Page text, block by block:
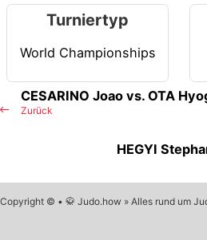
Turniertyp
World Championships
Zurück
CESARINO Joao vs. OTA
HEGYI
Copyright © • 🥋 Judo.how » Alles rund um